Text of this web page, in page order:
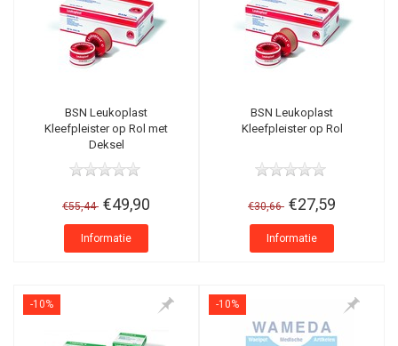
BSN Leukoplast
Kleefpleister op Rol met
Deksel
€55,44 €49,90
Informatie
BSN Leukoplast
Kleefpleister op Rol
€30,66 €27,59
Informatie
-10% -10%